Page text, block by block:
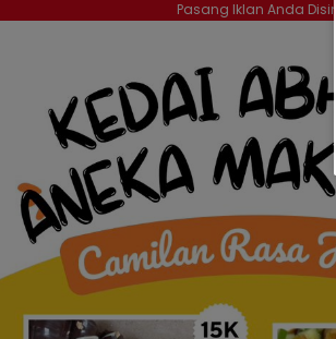
Pasang Iklan Anda Disini